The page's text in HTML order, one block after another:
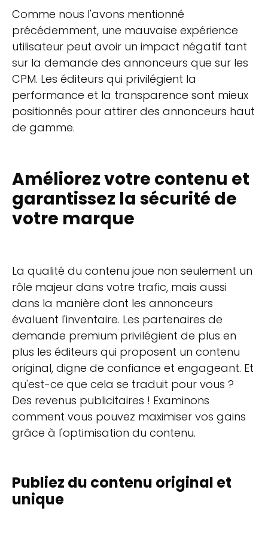
Comme nous l'avons mentionné
précédemment, une mauvaise expérience
utilisateur peut avoir un impact négatif tant
sur la demande des annonceurs que sur les
CPM. Les éditeurs qui privilégient la
performance et la transparence sont mieux
positionnés pour attirer des annonceurs haut
de gamme.
Améliorez votre contenu et
garantissez la sécurité de
votre marque
La qualité du contenu joue non seulement un
rôle majeur dans votre trafic, mais aussi
dans la manière dont les annonceurs
évaluent l'inventaire. Les partenaires de
demande premium privilégient de plus en
plus les éditeurs qui proposent un contenu
original, digne de confiance et engageant. Et
qu'est-ce que cela se traduit pour vous ?
Des revenus publicitaires ! Examinons
comment vous pouvez maximiser vos gains
grâce à l'optimisation du contenu.
Publiez du contenu original et
unique